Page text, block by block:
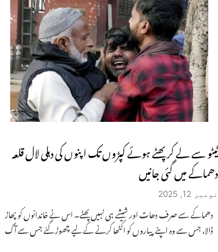
ٹیٹو سے لے کر پھٹے ہوئے کپڑوں تک اپنوں کی دہلی لال قلعہ
دھماکے میں گئی جانیں
نومبر 12, 2025
دھماکے سے صرف دھات اور شیشے ہی نہیں پھٹے۔ اس نے خاندانوں کو پھاڑ
ڈالا، جس سے وہ اپنے پیاروں کو اکٹھا کرنے کے لیے چھوڑ گئے جس سے آگ